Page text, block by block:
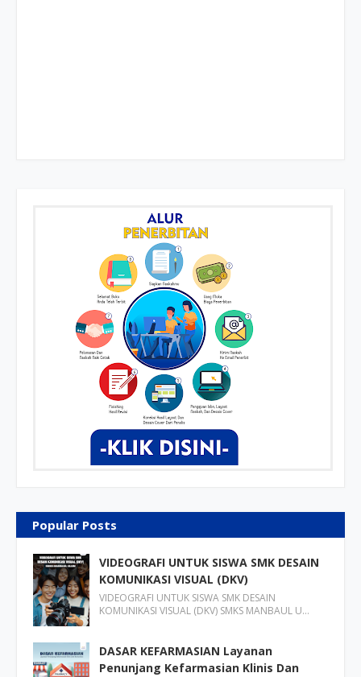
Popular Posts
VIDEOGRAFI UNTUK SISWA SMK DESAIN
KOMUNIKASI VISUAL (DKV)
VIDEOGRAFI UNTUK SISWA SMK DESAIN
KOMUNIKASI VISUAL (DKV) SMKS MANBAUL U…
DASAR KEFARMASIAN Layanan
Penunjang Kefarmasian Klinis Dan